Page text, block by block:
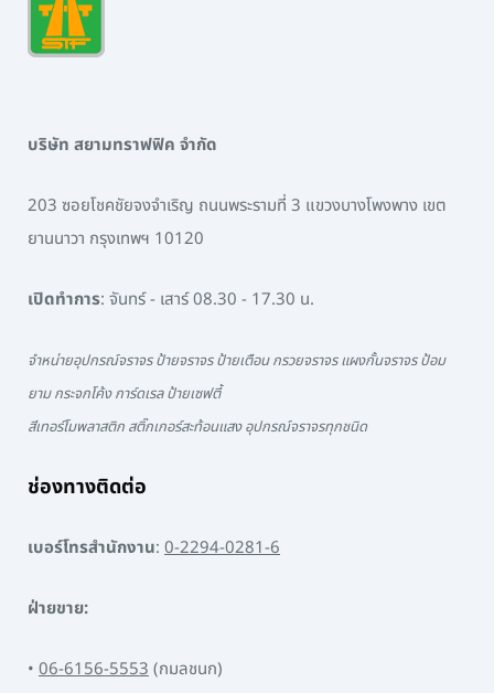
บริษัท สยามทราฟฟิค จำกัด
203 ซอยโชคชัยจงจำเริญ ถนนพระรามที่ 3 แขวงบางโพงพาง เขต
ยานนาวา กรุงเทพฯ 10120
เปิดทำการ: จันทร์ - เสาร์ 08.30 - 17.30 น.
จำหน่ายอุปกรณ์จราจร ป้ายจราจร ป้ายเตือน กรวยจราจร แผงกั้นจราจร ป้อม
ยาม กระจกโค้ง การ์ดเรล ป้ายเซฟตี้
สีเทอร์โมพลาสติก สติ๊กเกอร์สะท้อนแสง อุปกรณ์จราจรทุกชนิด
ช่องทางติดต่อ
เบอร์โทรสำนักงาน: 0-2294-0281-6
ฝ่ายขาย:
• 06-6156-5553(กมลชนก)